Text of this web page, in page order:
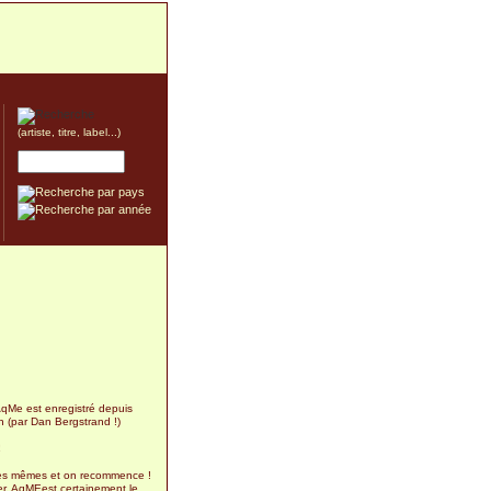
(artiste, titre, label...)
est enregistré depuis
(par Dan Bergstrand !)
mêmes et on recommence !
AqMEest certainement le